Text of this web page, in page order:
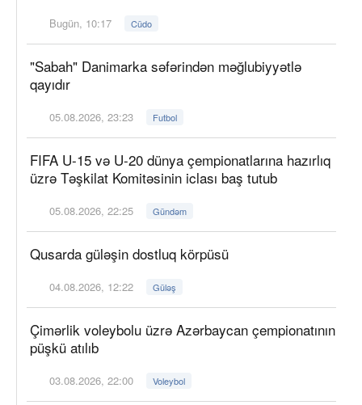
Bugün, 10:17 Cüdo
"Sabah" Danimarka səfərindən məğlubiyyətlə
qayıdır
05.08.2026, 23:23 Futbol
FIFA U-15 və U-20 dünya çempionatlarına hazırlıq
üzrə Təşkilat Komitəsinin iclası baş tutub
05.08.2026, 22:25 Gündəm
Qusarda güləşin dostluq körpüsü
04.08.2026, 12:22 Güləş
Çimərlik voleybolu üzrə Azərbaycan çempionatının
püşkü atılıb
03.08.2026, 22:00 Voleybol